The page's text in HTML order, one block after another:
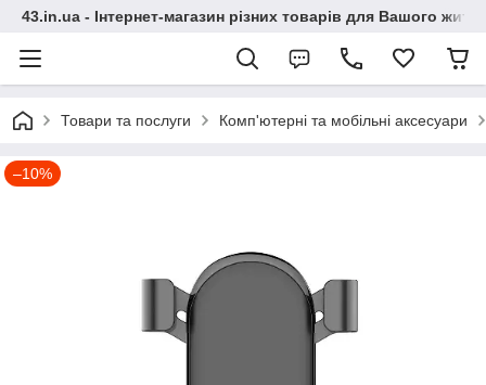
43.in.ua - Інтернет-магазин різних товарів для Вашого
Товари та послуги Комп'ютерні та мобільні аксесуари
–10%